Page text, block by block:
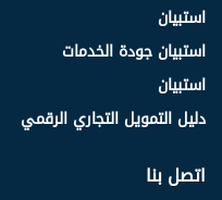
استبيان
استبيان جودة الخدمات
استبيان
دليل التمويل التجاري الرقمي
اتصل بنا